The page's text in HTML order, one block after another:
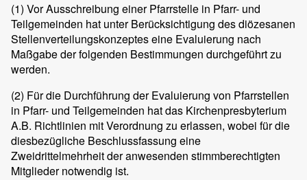
(1) Vor Ausschreibung einer Pfarrstelle in Pfarr- und
Teilgemeinden hat unter Berücksichtigung des diözesanen
Stellenverteilungskonzeptes eine Evaluierung nach
Maßgabe der folgenden Bestimmungen durchgeführt zu
werden.
(2) Für die Durchführung der Evaluierung von Pfarrstellen
in Pfarr- und Teilgemeinden hat das Kirchenpresbyterium
A.B. Richtlinien mit Verordnung zu erlassen, wobei für die
diesbezügliche Beschlussfassung eine
Zweidrittelmehrheit der anwesenden stimmberechtigten
Mitglieder notwendig ist.